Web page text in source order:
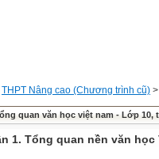
THPT Nâng cao (Chương trình cũ)
quan văn học việt nam - Lớp 10,
1. Tổng quan nền văn